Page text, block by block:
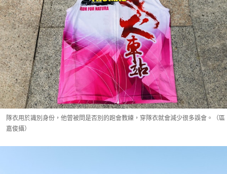
隊衣用於識別身份，他曾被問是否別的跑會教練，穿隊衣就會減少很多誤會。（區
嘉俊攝）